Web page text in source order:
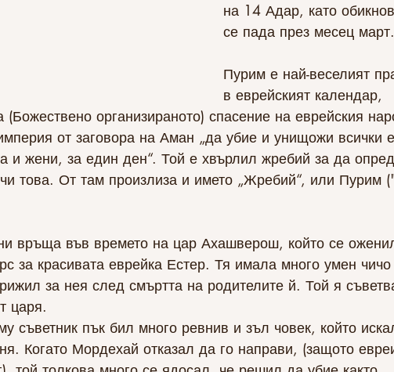
на 14 Адар, като
се пада през месец март.
Пурим е най-веселият
в еврейският календар,
(Божествено организираното) спасение на еврейския
от заговора на Аман „да убие и унищожи всички
и жени, за един ден“. Той е хвърлил жребий за да
това. От там произлиза и името „Жребий“, или Пурим
връща във времето на цар Ахашверош, който се
за красивата еврейка Естер. Тя имала много умен
за нея след смъртта на родителите й. Той я
царя.
съветник пък бил много ревнив и зъл човек, който
Когато Мордехай отказал да го направи, (защото